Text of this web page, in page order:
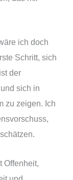
ich doch
Schritt, sich
der
sich in
zu zeigen. Ich
Offenheit,